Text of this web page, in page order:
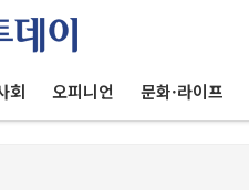
회 오피니언 문화·라이프